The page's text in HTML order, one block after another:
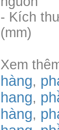
- Kích
(mm)
Xem
hàng,
hang,
hàng,